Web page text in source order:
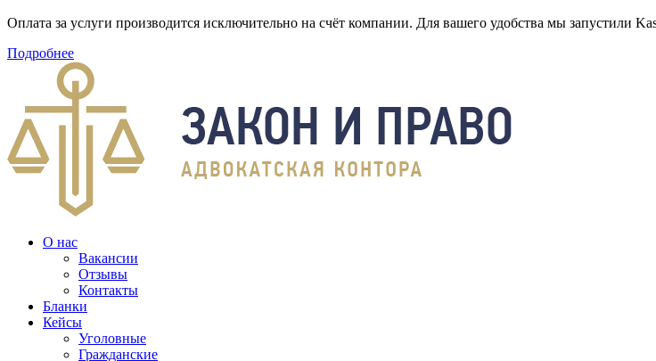
Оплата за услуги производится исключительно на счёт компании. Для вашего удобства мы
Подробнее
О нас
Вакансии
Отзывы
Контакты
Бланки
Кейсы
Уголовные
Гражданские